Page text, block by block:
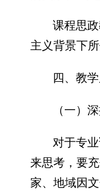
课程思
主义背景下
四、教
（一）
对于专
来思考，要
家、地域因